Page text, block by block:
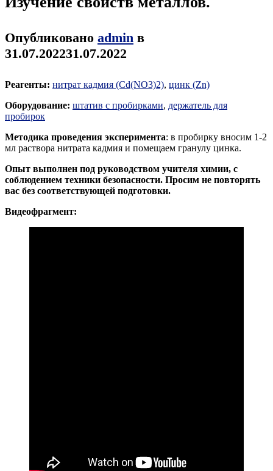
Опубликовано admin в
31.07.202231.07.2022
Реагенты: нитрат кадмия (Cd(NO3)2), цинк (Zn)
Оборудование: штатив с пробирками, держатель для
пробирок
Методика проведения эксперимента: в пробирку вносим 1-2
мл раствора нитрата кадмия и помещаем гранулу цинка.
Опыт выполнен под руководством учителя химии, с
соблюдением техники безопасности. Просим не повторять
вас без соответствующей подготовки.
Видеофрагмент: